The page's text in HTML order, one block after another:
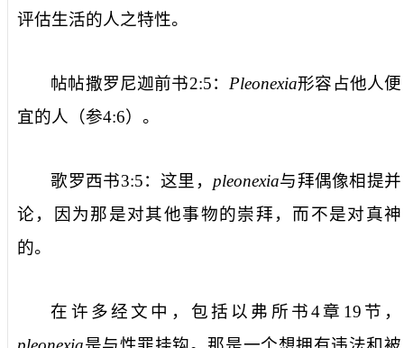
评估生活的人之特性。
帖帖撒罗尼迦前书2:5： Pleonexia形容占他人便
宜的人（参4:6）。
歌罗西书3:5：这里， pleonexia与拜偶像相提并
论，因为那是对其他事物的崇拜，而不是对真神
的。
在许多经文中，包括以弗所书4章 19 节，